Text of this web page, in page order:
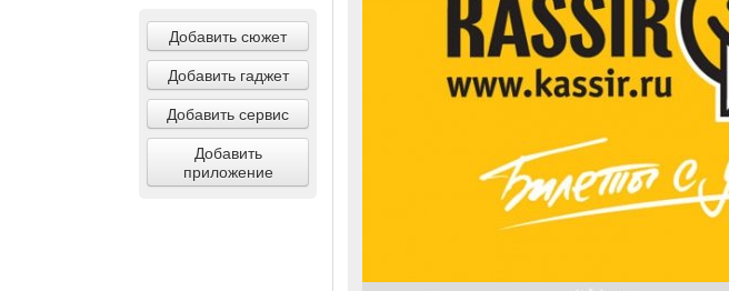
Добавить сюжет
Добавить гаджет
Добавить сервис
Добавить
приложение